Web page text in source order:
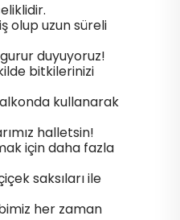
olup uzun süreli
duyuyoruz!
bitkilerinizi
kullanarak
halletsin!
için daha fazla
saksıları ile
her zaman